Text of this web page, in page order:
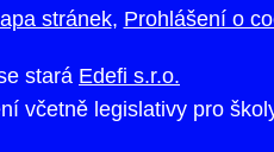
stránek Prohlášení o
stará Edefi s.r.o.
včetně legislativy pro